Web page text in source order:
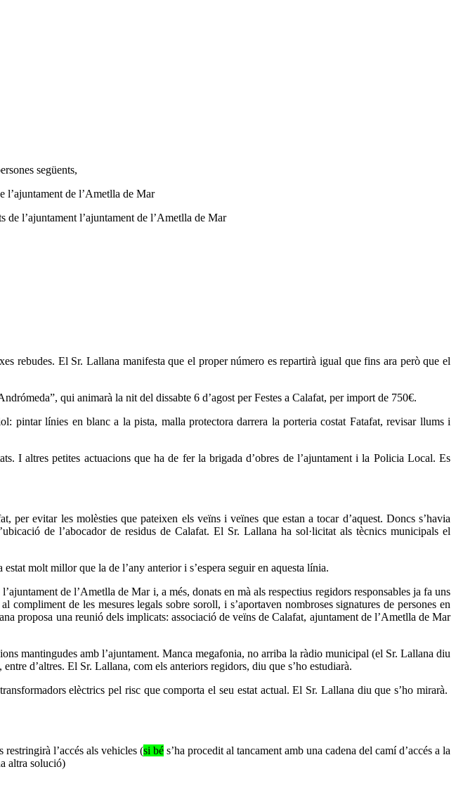
següents,
de l’Ametlla de Mar
de l’ajuntament l’ajuntament de l’Ametlla de Mar
rebudes. El Sr. Lallana manifesta que el proper número es repartirà igual que fins ara però que el
qui animarà la nit del dissabte 6 d’agost per Festes a Calafat, per import de 750€.
pintar línies en blanc a la pista, malla protectora darrera la porteria costat Fatafat, revisar llums i
I altres petites actuacions que ha de fer la brigada d’obres de l’ajuntament i la Policia Local. Es
per evitar les molèsties que pateixen els veïns i veïnes que estan a tocar d’aquest. Doncs s’havia
de l’abocador de residus de Calafat. El Sr. Lallana ha sol·licitat als tècnics municipals el
molt millor que la de l’any anterior i s’espera seguir en aquesta línia.
de l’Ametlla de Mar i, a més, donats en mà als respectius regidors responsables ja fa uns
de les mesures legals sobre soroll, i s’aportaven nombroses signatures de persones en
proposa una reunió dels implicats: associació de veïns de Calafat, ajuntament de l’Ametlla de Mar
mantingudes amb l’ajuntament. Manca megafonia, no arriba la ràdio municipal (el Sr. Lallana diu
d’altres. El Sr. Lallana, com els anteriors regidors, diu que s’ho estudiarà.
elèctrics pel risc que comporta el seu estat actual. El Sr. Lallana diu que s’ho mirarà.
l’accés als vehicles (si bé s’ha procedit al tancament amb una cadena del camí d’accés a la
altra solució)